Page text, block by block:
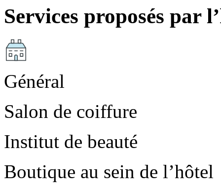
Services proposés par
Général
Salon de coiffure
Institut de beauté
Boutique au sein de l’hôtel